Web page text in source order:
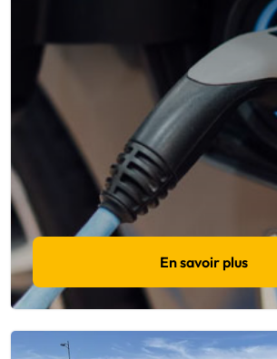
En savoir plus